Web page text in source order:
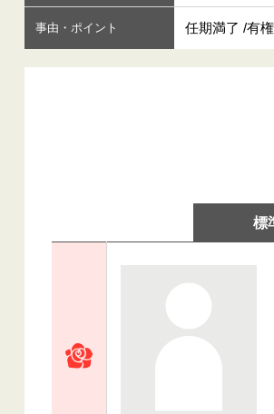
事由・ポイント 任期満了 /有
標